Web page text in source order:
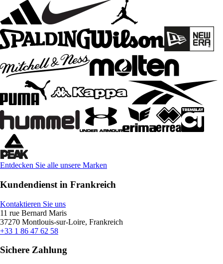
Entdecken Sie alle unsere Marken
Kundendienst in Frankreich
Kontaktieren Sie uns
11 rue Bernard Maris
37270 Montlouis-sur-Loire, Frankreich
+33 1 86 47 62 58
Sichere Zahlung